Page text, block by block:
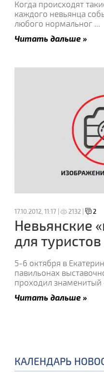
Когда происходят
каждого невьянца
любого нормальног ...
Читать дальше »
17.10.2012, 11:17 | 2132 | 2
Невьянские
для туристов
5-6 октября в
павильонах
проходил знаменитый
Читать дальше »
КАЛЕНДАРЬ